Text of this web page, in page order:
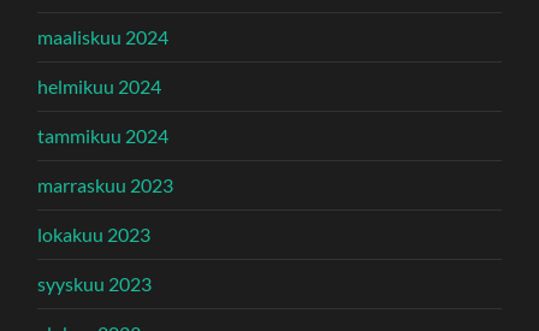
maaliskuu 2024
helmikuu 2024
tammikuu 2024
marraskuu 2023
lokakuu 2023
syyskuu 2023